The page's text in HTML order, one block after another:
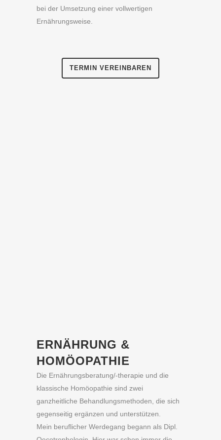
bei der Umsetzung einer vollwertigen
Ernährungsweise.
TERMIN VEREINBAREN
ERNÄHRUNG &
HOMÖOPATHIE
Die Ernährungsberatung/-therapie und die
klassische Homöopathie sind zwei
ganzheitliche Behandlungsmethoden, die sich
gegenseitig ergänzen und unterstützen.
Mein beruflicher Werdegang begann als Dipl.